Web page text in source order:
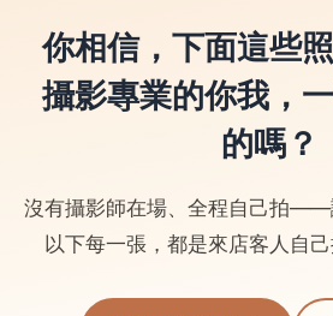
你相信，下面這些
攝影專業的你我，
的嗎？
沒有攝影師在場、全程自己拍——
以下每一張，都是來店客人自己